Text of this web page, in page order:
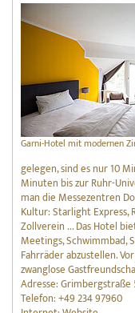
Garni-Hotel mit modernen
gelegen, sind es nur 10
Minuten bis zur Ruhr-
man die Messezentren
Kultur: Starlight Express,
Zollverein ... Das Hotel
Meetings, Schwimmbad,
Fahrräder abzustellen.
zwanglose
Adresse: Grimbergstraße
Telefon: +49 234 97960